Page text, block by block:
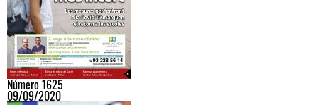
Número 1625
09/09/2020